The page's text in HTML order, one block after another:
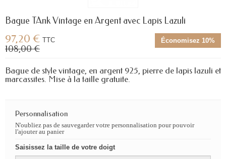
Bague TAnk Vintage en Argent avec Lapis Lazuli
Économisez 10%
97,20 € TTC
108,00 €
Bague de style vintage, en argent 925, pierre de lapis lazuli et
marcassites. Mise à la taille gratuite.
Personnalisation
N'oubliez pas de sauvegarder votre personnalisation pour pouvoir
l'ajouter au panier
Saisissez la taille de votre doigt